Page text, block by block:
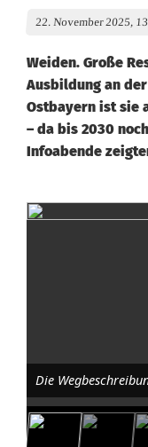
22. November 2025,
Weiden. Große
Ausbildung an
Ostbayern ist sie
– da bis 2030
Infoabende
B
s
b